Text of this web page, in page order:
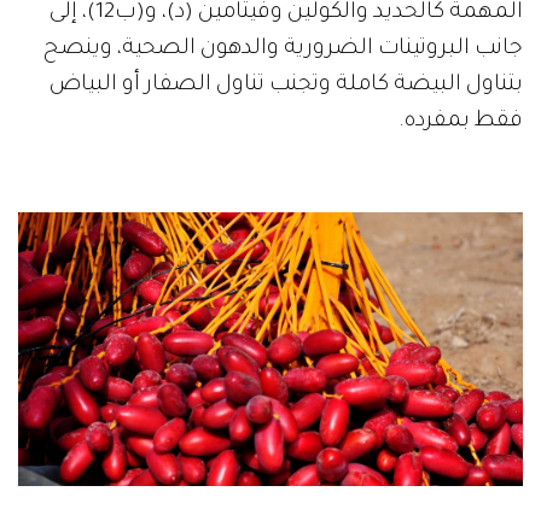
المهمة كالحديد والكولين وفيتامين (د)، و(ب12)، إلى
جانب البروتينات الضرورية والدهون الصحية، وينصح
بتناول البيضة كاملة وتجنب تناول الصفار أو البياض
فقط بمفرده.